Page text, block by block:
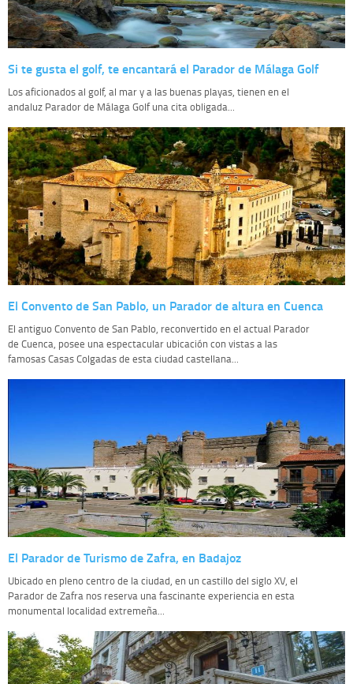
Si te gusta el golf, te encantará el Parador de Málaga Golf
Los aficionados al golf, al mar y a las buenas playas, tienen en el
andaluz Parador de Málaga Golf una cita obligada...
El Convento de San Pablo, un Parador de altura en Cuenca
El antiguo Convento de San Pablo, reconvertido en el actual Parador
de Cuenca, posee una espectacular ubicación con vistas a las
famosas Casas Colgadas de esta ciudad castellana...
El Parador de Turismo de Zafra, en Badajoz
Ubicado en pleno centro de la ciudad, en un castillo del siglo XV, el
Parador de Zafra nos reserva una fascinante experiencia en esta
monumental localidad extremeña...